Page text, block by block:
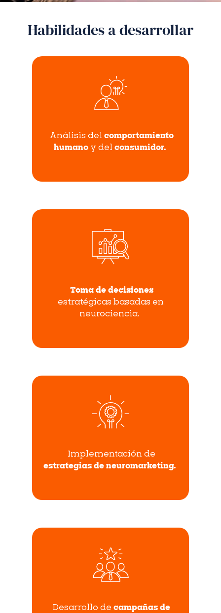
Habilidades a desarrollar
Análisis del comportamiento
humano y del consumidor.
Toma de decisiones
estratégicas basadas en
neurociencia.
Implementación de
estrategias de neuromarketing.
Desarrollo de campañas de